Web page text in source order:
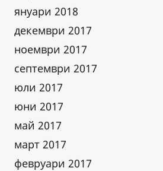
януари 2018
декември 2017
ноември 2017
септември 2017
юли 2017
юни 2017
май 2017
март 2017
февруари 2017